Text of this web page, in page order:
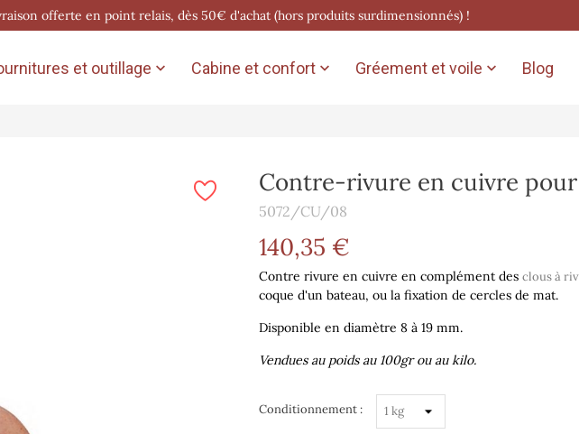
offerte en point relais, dès 50€ d'achat (hors produits surdimensionnés) !
et outillage  Cabine et confort  Gréement et voile  Blog
Contre-rivure en cuivre
5072/CU/08
140,35 €
Contre rivure en cuivre en complément des clous à
coque d'un bateau, ou la fixation de cercles de mat.
Disponible en diamètre 8 à 19 mm.
Vendues au poids au 100gr ou au kilo.
Conditionnement :